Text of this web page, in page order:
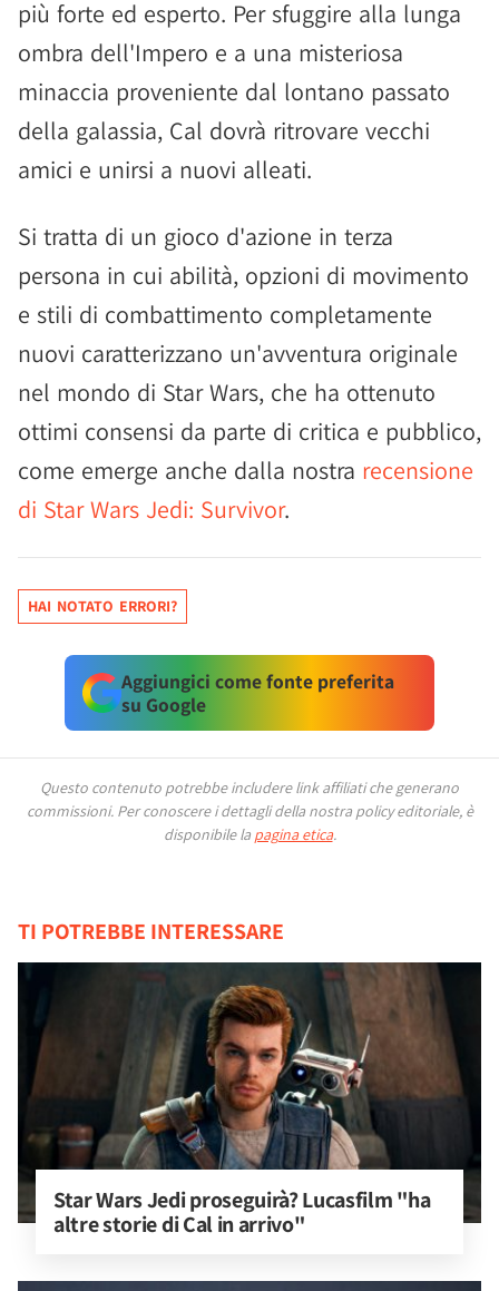
più forte ed esperto. Per sfuggire alla lunga
ombra dell'Impero e a una misteriosa
minaccia proveniente dal lontano passato
della galassia, Cal dovrà ritrovare vecchi
amici e unirsi a nuovi alleati.
Si tratta di un gioco d'azione in terza
persona in cui abilità, opzioni di movimento
e stili di combattimento completamente
nuovi caratterizzano un'avventura originale
nel mondo di Star Wars, che ha ottenuto
ottimi consensi da parte di critica e pubblico,
come emerge anche dalla nostra recensione
di Star Wars Jedi: Survivor.
HAI NOTATO ERRORI?
Aggiungici come fonte preferita
su Google
Questo contenuto potrebbe includere link affiliati che generano
commissioni. Per conoscere i dettagli della nostra policy editoriale, è
disponibile la pagina etica.
TI POTREBBE INTERESSARE
Star Wars Jedi proseguirà? Lucasfilm "ha
altre storie di Cal in arrivo"